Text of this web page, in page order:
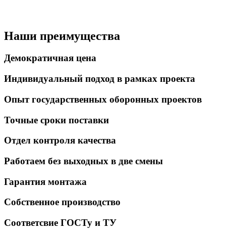
Наши преимущества
Демократичная цена
Индивидуальный подход в рамках проекта
Опыт государственных оборонных проектов
Точные сроки поставки
Отдел контроля качества
Работаем без выходных в две смены
Гарантия монтажа
Собственное производство
Соответсвие ГОСТу и ТУ